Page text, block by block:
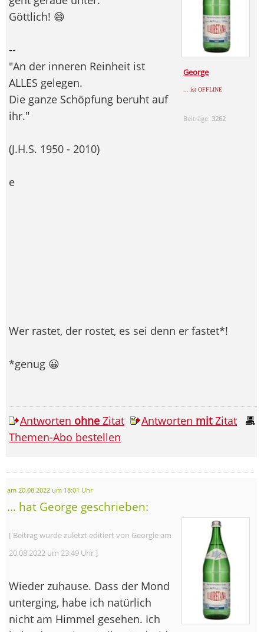
George
... ist OFFLINE
Beiträge: 3262
Göttlich! 😄
--
"An der inneren Reinheit ist
ALLES gelegen.
Die ganze Schöpfung beruht auf
ihr."
(J.H.S. 1950 - 2010)
e
Wer rastet, der rostet, es sei denn er fastet*!
*genug 😀
Antworten ohne Zitat Antworten mitZitat
Themen-Abo bestellen
am 20.08.2022 um 18:01 Uhr
... hat George geschrieben:
[ Beitrag wurde zuletzt editiert von Georgie am
20.08.2022 um 23:49 Uhr ]
Wieder zuhause. Dass der Mond
unterging, habe ich natürlich
nicht am Himmel gesehen. Ich